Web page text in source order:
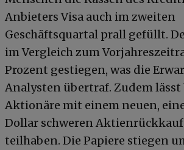
Anbieters Visa auch im zweiten
Geschäftsquartal prall gefüllt.
im Vergleich zum
Prozent gestiegen, was die
Analysten übertraf. Zudem lässt
Aktionäre mit einem neuen,
Dollar schweren
teilhaben. Die Papiere stiegen